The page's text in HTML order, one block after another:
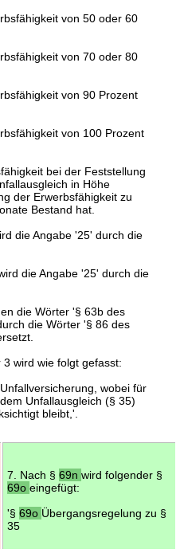
von 50 oder 60
von 70 oder 80
von 90 Prozent
von 100 Prozent
bei der Feststellung
in Höhe
der Erwerbsfähigkeit zu
Bestand hat.
die Angabe '25' durch die
die Angabe '25' durch die
die Wörter '§ 63b des
die Wörter '§ 86 des
wird wie folgt gefasst:
wobei für
Unfallausgleich (§ 35)
bleibt,'.
7. Nach § 69n wird folgender §
69o eingefügt:
'§ 69o Übergangsregelung zu §
35